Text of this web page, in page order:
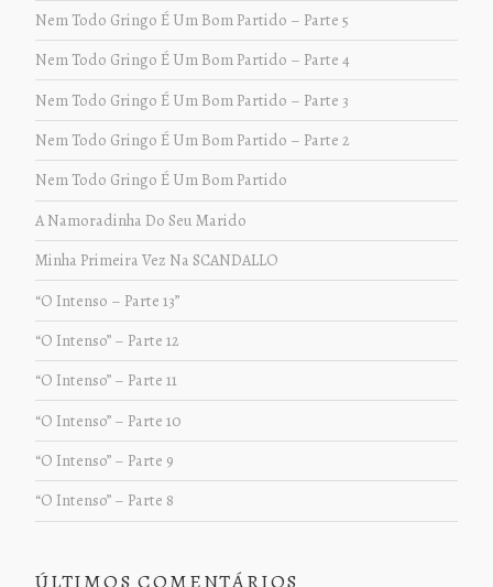
Nem Todo Gringo É Um Bom Partido – Parte 5
Nem Todo Gringo É Um Bom Partido – Parte 4
Nem Todo Gringo É Um Bom Partido – Parte 3
Nem Todo Gringo É Um Bom Partido – Parte 2
Nem Todo Gringo É Um Bom Partido
A Namoradinha Do Seu Marido
Minha Primeira Vez Na SCANDALLO
“O Intenso – Parte 13”
“O Intenso” – Parte 12
“O Intenso” – Parte 11
“O Intenso” – Parte 10
“O Intenso” – Parte 9
“O Intenso” – Parte 8
ÚLTIMOS COMENTÁRIOS